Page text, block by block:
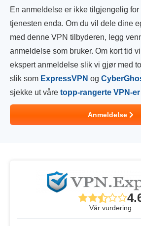
En anmeldelse er ikke tilgjengelig for
tjenesten enda. Om du vil dele dine
med denne VPN tilbyderen, legg
anmeldelse som bruker. Om kort tid
ekspert anmeldelse slik vi gjør med
slik som ExpressVPN og
sjekke ut våre topp-rangerte VPN-er
Anmeldelse
Vår vurdering